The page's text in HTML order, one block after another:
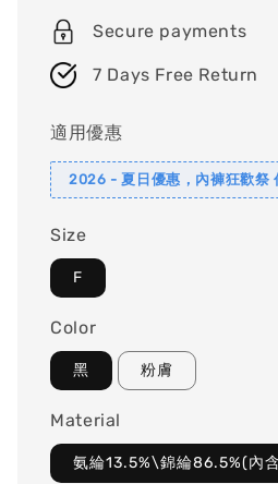
Secure payments
7 Days Free Return
適用優惠
2026 - 夏日優惠，內褲狂歡祭
Size
F
Color
黑 粉膚
Material
氨綸13.5%\錦綸86.5%(內